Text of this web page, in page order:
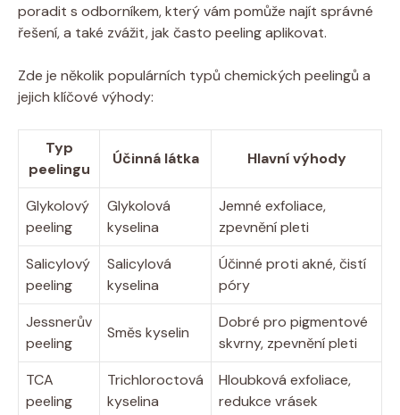
poradit s odborníkem, který vám pomůže najít správné
řešení, a také zvážit, jak často peeling aplikovat.
Zde je několik populárních typů chemických peelingů a
jejich klíčové výhody:
Typ
peelingu
Účinná látka Hlavní výhody
Glykolový
peeling
Glykolová
kyselina
Jemné exfoliace,
zpevnění pleti
Salicylový
peeling
Salicylová
kyselina
Účinné proti akné, čistí
póry
Jessnerův
peeling
Směs kyselin
Dobré pro pigmentové
skvrny, zpevnění pleti
TCA
peeling
Trichloroctová
kyselina
Hloubková exfoliace,
redukce vrásek